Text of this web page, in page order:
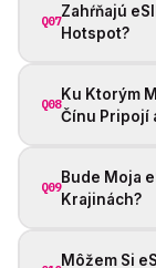
Q07
Zahŕňajú
Hotspot?
Q08
Ku Ktorým
Čínu Pripojí
Q09
Bude Moja
Krajinách?
Môžem Si